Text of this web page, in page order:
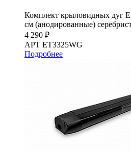
Комплект крыловидных дуг
см (анодированные)
4 290 ₽
АРТ ET3325WG
Подробнее